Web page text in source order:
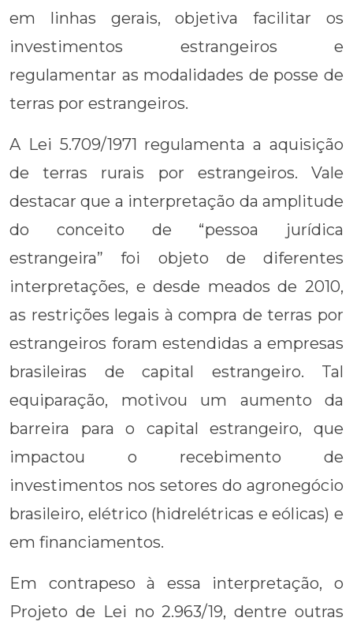
em linhas gerais, objetiva facilitar os
investimentos estrangeiros e
regulamentar as modalidades de posse de
terras por estrangeiros.
A Lei 5.709/1971 regulamenta a aquisição
de terras rurais por estrangeiros. Vale
destacar que a interpretação da amplitude
do conceito de “pessoa jurídica
estrangeira” foi objeto de diferentes
interpretações, e desde meados de 2010,
as restrições legais à compra de terras por
estrangeiros foram estendidas a empresas
brasileiras de capital estrangeiro. Tal
equiparação, motivou um aumento da
barreira para o capital estrangeiro, que
impactou o recebimento de
investimentos nos setores do agronegócio
brasileiro, elétrico (hidrelétricas e eólicas) e
em financiamentos.
Em contrapeso à essa interpretação, o
Projeto de Lei no 2.963/19, dentre outras